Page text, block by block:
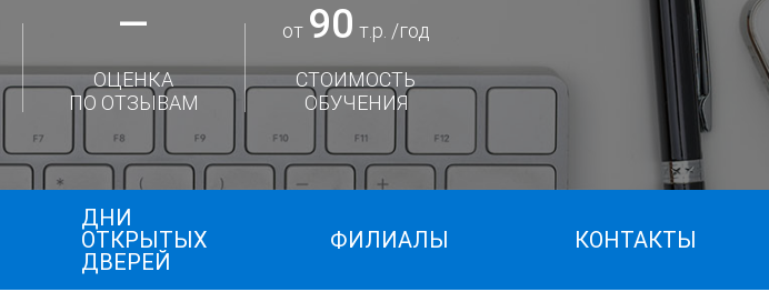
—
ОЦЕНКА
ПО ОТЗЫВАМ
от 90 т.р. /год
СТОИМОСТЬ
ОБУЧЕНИЯ
ДНИ
ОТКРЫТЫХ
ДВЕРЕЙ
ФИЛИАЛЫ КОНТАКТЫ